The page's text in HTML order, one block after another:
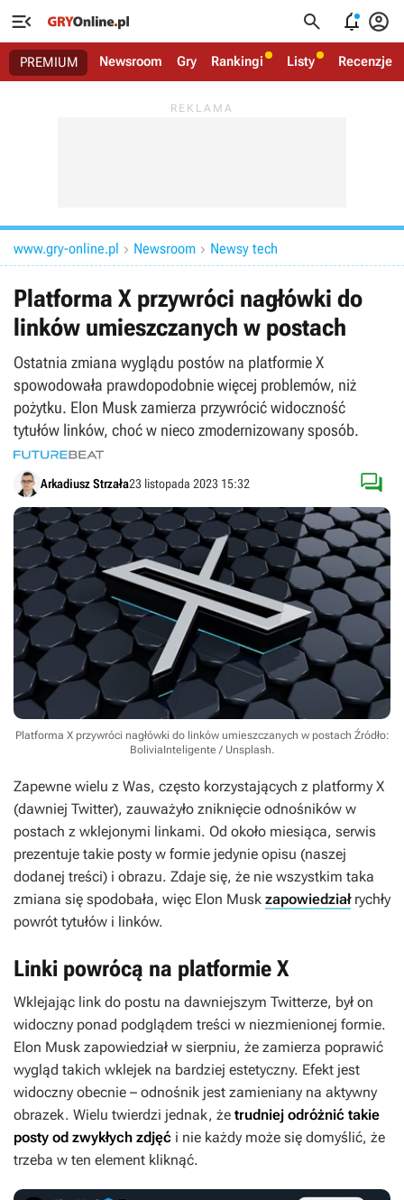
   
PREMIUM Newsroom Gry Rankingi Listy Recenzje
www.gry-online.pl  Newsroom  Newsy tech
Platforma X przywróci nagłówki do
linków umieszczanych w postach
Ostatnia zmiana wyglądu postów na platformie X
spowodowała prawdopodobnie więcej problemów, niż
pożytku. Elon Musk zamierza przywrócić widoczność
tytułów linków, choć w nieco zmodernizowany sposób.
Arkadiusz Strzała23 listopada 2023 15:32 
Platforma X przywróci nagłówki do linków umieszczanych w postach Źródło:
BoliviaInteligente / Unsplash.
Zapewne wielu z Was, często korzystających z platformy X
(dawniej Twitter), zauważyło zniknięcie odnośników w
postach z wklejonymi linkami. Od około miesiąca, serwis
prezentuje takie posty w formie jedynie opisu (naszej
dodanej treści) i obrazu. Zdaje się, że nie wszystkim taka
zmiana się spodobała, więc Elon Musk zapowiedziałrychły
powrót tytułów i linków.
Linki powrócą na platformie X
Wklejając link do postu na dawniejszym Twitterze, był on
widoczny ponad podglądem treści w niezmienionej formie.
Elon Musk zapowiedział w sierpniu, że zamierza poprawić
wygląd takich wklejek na bardziej estetyczny. Efekt jest
widoczny obecnie – odnośnik jest zamieniany na aktywny
obrazek. Wielu twierdzi jednak, że trudniej odróżnić takie
posty od zwykłych zdjęć i nie każdy może się domyślić, że
trzeba w ten element kliknąć.